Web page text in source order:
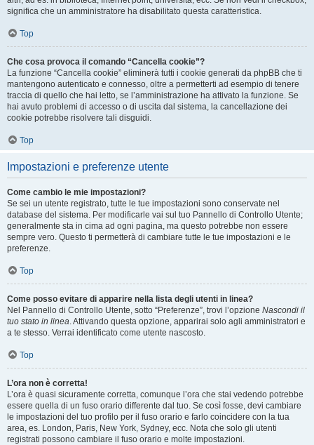
significa che un amministratore ha disabilitato questa caratteristica.
Top
Che cosa provoca il comando “Cancella cookie”?
La funzione “Cancella cookie” eliminerà tutti i cookie generati da phpBB che ti
mantengono autenticato e connesso, oltre a permetterti ad esempio di tenere
traccia di quello che hai letto, se l’amministrazione ha attivato la funzione. Se
hai avuto problemi di accesso o di uscita dal sistema, la cancellazione dei
cookie potrebbe risolvere tali disguidi.
Top
Impostazioni e preferenze utente
Come cambio le mie impostazioni?
Se sei un utente registrato, tutte le tue impostazioni sono conservate nel
database del sistema. Per modificarle vai sul tuo Pannello di Controllo Utente;
generalmente sta in cima ad ogni pagina, ma questo potrebbe non essere
sempre vero. Questo ti permetterà di cambiare tutte le tue impostazioni e le
preferenze.
Top
Come posso evitare di apparire nella lista degli utenti in linea?
Nel Pannello di Controllo Utente, sotto “Preferenze”, trovi l’opzione Nascondi il
tuo stato in linea. Attivando questa opzione, apparirai solo agli amministratori e
a te stesso. Verrai identificato come utente nascosto.
Top
L’ora non è corretta!
L’ora è quasi sicuramente corretta, comunque l’ora che stai vedendo potrebbe
essere quella di un fuso orario differente dal tuo. Se così fosse, devi cambiare
le impostazioni del tuo profilo per il fuso orario e farlo coincidere con la tua
area, es. London, Paris, New York, Sydney, ecc. Nota che solo gli utenti
registrati possono cambiare il fuso orario e molte impostazioni.